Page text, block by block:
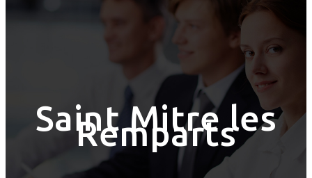
Saint Mitre les
Remparts